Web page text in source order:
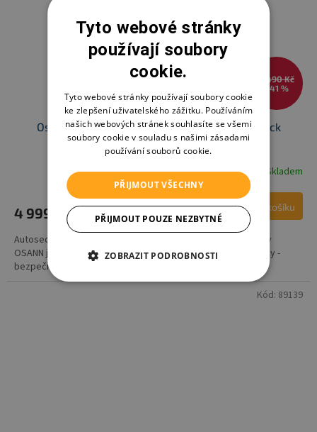
8 490 Kč
–41 %
Osann autosedačka Flux isofix Klimax, All black
Skladem
4 999 Kč Do košíku
Autosedačka Flux Isofix KLIMAX pro děti od 9 do 36 kg značky
OSANN je novinkou, která splňuje veškeré aktuální požadavky -
bezpečnost, pohodlí, variabilitu, design. Revoluční...
Kód: 89139
Tyto webové stránky
používají soubory
cookie.
Tyto webové stránky používají soubory cookie
ke zlepšení uživatelského zážitku. Používáním
našich webových stránek souhlasíte se všemi
soubory cookie v souladu s našimi zásadami
používání souborů cookie.
PŘIJMOUT VŠECHNY
PŘIJMOUT POUZE NEZBYTNÉ
ZOBRAZIT PODROBNOSTI